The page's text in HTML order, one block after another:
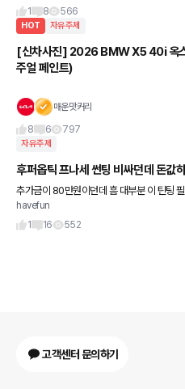
그럼 니들이 안시켜먹으면 되는거란다!
1
8 566
HOT 자유주제
[신차사진] 2026 BMW X5 40i 옥스
주얼 페인트)
매운맛커리
8
6 797
자유주제
후퍼옵틱 프나세 썬팅 비싸던데 돈값
추가금이 80만원이던데
havefun
1
16 552
고객센터 문의하기